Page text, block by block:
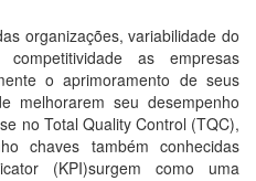
organizações, variabilidade do
as empresas
o aprimoramento de seus
melhorarem seu desempenho
no Total Quality Control (TQC),
chaves também conhecidas
(KPI)surgem como uma